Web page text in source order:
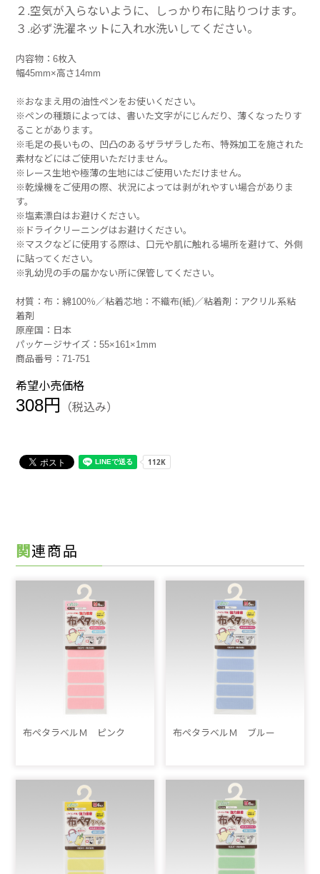
２.空気が入らないように、しっかり布に貼りつけます。
３.必ず洗濯ネットに入れ水洗いしてください。
内容物：6枚入
幅45mm×高さ14mm
※おなまえ用の油性ペンをお使いください。
※ペンの種類によっては、書いた文字がにじんだり、薄くなったりす
ることがあります。
※毛足の長いもの、凹凸のあるザラザラした布、特殊加工を施された
素材などにはご使用いただけません。
※レース生地や極薄の生地にはご使用いただけません。
※乾燥機をご使用の際、状況によっては剥がれやすい場合がありま
す。
※塩素漂白はお避けください。
※ドライクリーニングはお避けください。
※マスクなどに使用する際は、口元や肌に触れる場所を避けて、外側
に貼ってください。
※乳幼児の手の届かない所に保管してください。
材質：布：綿100％／粘着芯地：不織布(紙)／粘着剤：アクリル系粘
着剤
原産国：日本
パッケージサイズ：55×161×1mm
商品番号：71-751
希望小売価格
308円 （税込み）
関連商品
布ペタラベルＭ ピンク 布ペタラベルＭ ブルー